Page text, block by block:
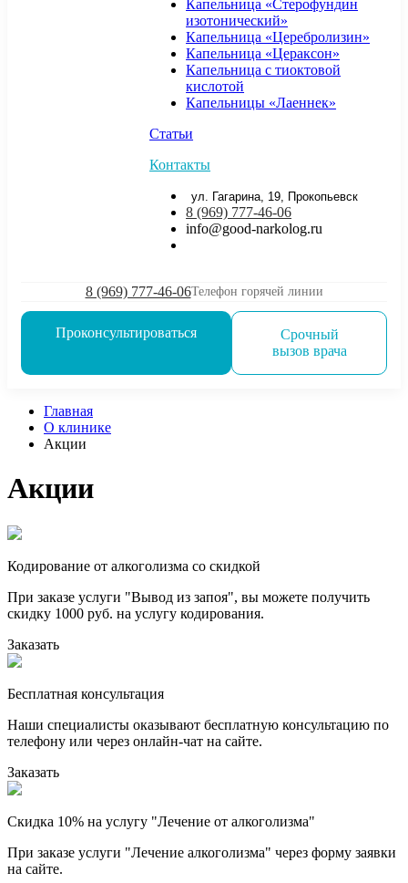
Капельница «Стерофундин
изотонический»
Капельница «Церебролизин»
Капельница «Цераксон»
Капельница с тиоктовой
кислотой
Капельницы «Лаеннек»
Статьи
Контакты
ул. Гагарина, 19, Прокопьевск
8 (969) 777-46-06
info@good-narkolog.ru
8 (969) 777-46-06Телефон горячей линии
Проконсультироваться
Срочный
вызов врача
Главная
О клинике
Акции
Акции
Кодирование от алкоголизма со скидкой
При заказе услуги "Вывод из запоя", вы можете получить
скидку 1000 руб. на услугу кодирования.
Заказать
Бесплатная консультация
Наши специалисты оказывают бесплатную консультацию по
телефону или через онлайн-чат на сайте.
Заказать
Скидка 10% на услугу "Лечение от алкоголизма"
При заказе услуги "Лечение алкоголизма" через форму заявки
на сайте.